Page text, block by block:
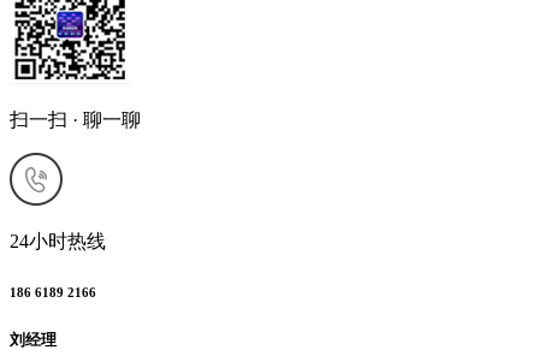
扫一扫 · 聊一聊
24小时热线
186 6189 2166
刘经理